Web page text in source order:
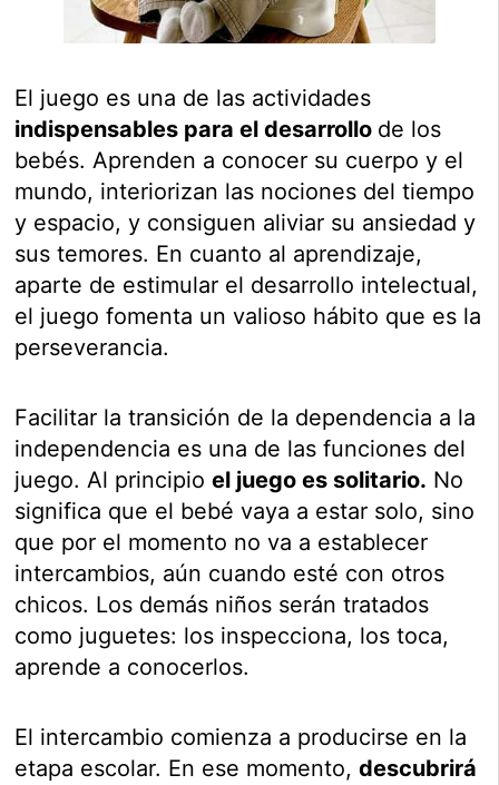
El juego es una de las actividades
indispensables para el desarrollo de los
bebés. Aprenden a conocer su cuerpo y el
mundo, interiorizan las nociones del tiempo
y espacio, y consiguen aliviar su ansiedad y
sus temores. En cuanto al aprendizaje,
aparte de estimular el desarrollo intelectual,
el juego fomenta un valioso hábito que es la
perseverancia.
Facilitar la transición de la dependencia a la
independencia es una de las funciones del
juego. Al principioel juego es solitario. No
significa que el bebé vaya a estar solo, sino
que por el momento no va a establecer
intercambios, aún cuando esté con otros
chicos. Los demás niños serán tratados
como juguetes: los inspecciona, los toca,
aprende a conocerlos.
El intercambio comienza a producirse en la
etapa escolar. En ese momento,descubrirá